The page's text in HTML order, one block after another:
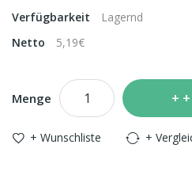
Verfügbarkeit
Lagernd
Netto
5,19€
Menge
+ Wunschliste +